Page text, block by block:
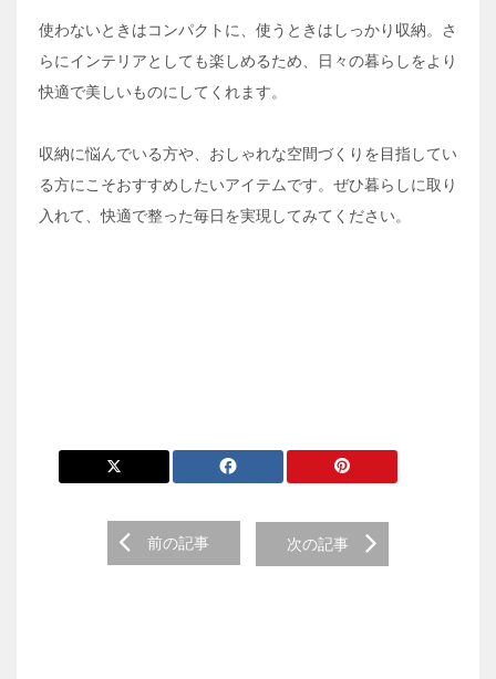
使わないときはコンパクトに、使うときはしっかり収納。さ
らにインテリアとしても楽しめるため、日々の暮らしをより
快適で美しいものにしてくれます。
収納に悩んでいる方や、おしゃれな空間づくりを目指してい
る方にこそおすすめしたいアイテムです。ぜひ暮らしに取り
入れて、快適で整った毎日を実現してみてください。
前の記事 次の記事